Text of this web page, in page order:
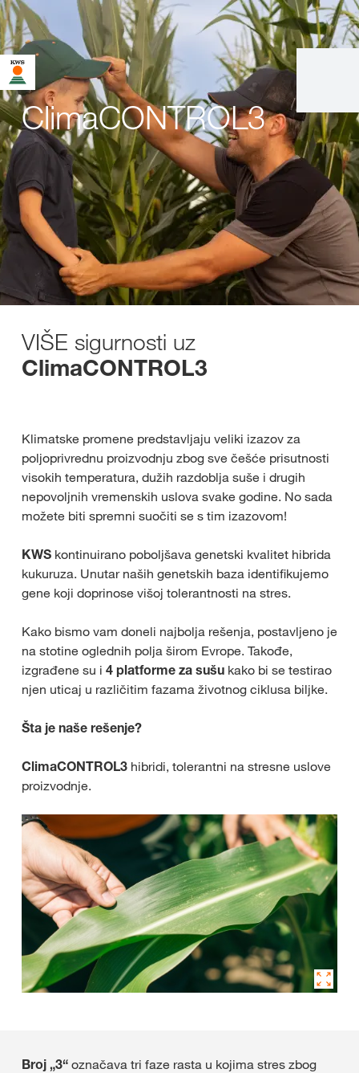
ClimaCONTROL3
VIŠE sigurnosti uz
ClimaCONTROL3
Klimatske promene predstavljaju veliki izazov za
poljoprivrednu proizvodnju zbog sve češće prisutnosti
visokih temperatura, dužih razdoblja suše i drugih
nepovoljnih vremenskih uslova svake godine. No sada
možete biti spremni suočiti se s tim izazovom!
KWS kontinuirano poboljšava genetski kvalitet hibrida
kukuruza. Unutar naših genetskih baza identifikujemo
gene koji doprinose višoj tolerantnosti na stres.
Kako bismo vam doneli najbolja rešenja, postavljeno je
na stotine oglednih polja širom Evrope. Takođe,
izgrađene su i 4 platforme za sušu kako bi se testirao
njen uticaj u različitim fazama životnog ciklusa biljke.
Šta je naše rešenje?
ClimaCONTROL3 hibridi, tolerantni na stresne uslove
proizvodnje.
Broj „3“ označava tri faze rasta u kojima stres zbog